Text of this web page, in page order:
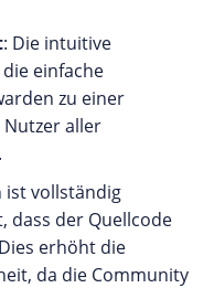
: Die intuitive
einfache
zu einer
aller
ist vollständig
dass der Quellcode
erhöht die
da die Community